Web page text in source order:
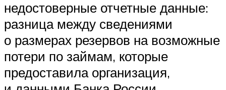
недостоверные отчетные данные:
разница между сведениями
о размерах резервов на возможные
потери по займам, которые
предоставила организация,